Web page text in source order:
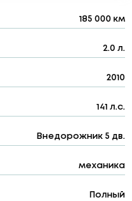
185 000 км
2.0 л.
2010
141 л.с.
Внедорожник 5 дв.
механика
Полный